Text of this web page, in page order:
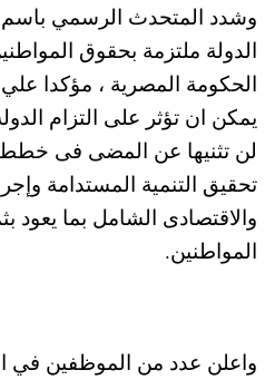
وشدد المتحدث الرسمي
الدولة ملتزمة بحقوق
الحكومة المصرية ، مؤكدا
يمكن ان تؤثر على التزام
لن تثنيها عن المضى فى
تحقيق التنمية المستدامة
والاقتصادى الشامل بما يعود
المواطنين.
واعلن عدد من الموظفين في